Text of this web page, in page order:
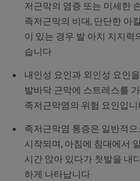
저근막의 염증 또는 미세한
족저근막의 비대, 단단한 아
이 있는 경우 발 아치 지지력
습니다
내인성 요인과 외인성 요인
발바닥 근막에 스트레스를
족저근막염의 위험 요인입니
족저근막염 통증은 일반적
시작되며, 아침에 침대에서
시간 앉아 있다가 첫발을 내
하게 나타납니다